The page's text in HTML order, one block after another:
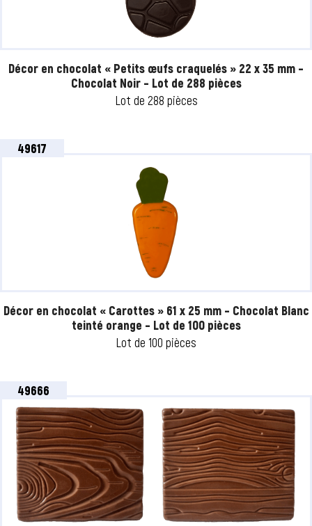
Décor en chocolat « Petits œufs craquelés » 22 x 35 mm –
Chocolat Noir – Lot de 288 pièces
Lot de 288 pièces
49617
Décor en chocolat « Carottes » 61 x 25 mm – Chocolat Blanc
teinté orange – Lot de 100 pièces
Lot de 100 pièces
49666